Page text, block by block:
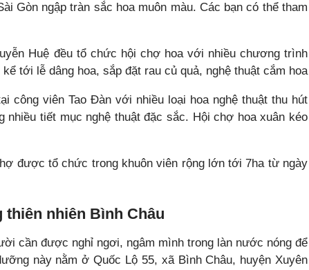
Gòn ngập tràn sắc hoa muôn màu. Các bạn có thể tham
Huệ đều tổ chức hội chợ hoa với nhiều chương trình
tới lễ dâng hoa, sắp đặt rau củ quả, nghệ thuật cắm hoa
công viên Tao Đàn với nhiều loại hoa nghệ thuật thu hút
tiết mục nghệ thuật đặc sắc. Hội chợ hoa xuân kéo
được tổ chức trong khuôn viên rộng lớn tới 7ha từ ngày
nhiên Bình Châu
cần được nghỉ ngơi, ngâm mình trong làn nước nóng để
này nằm ở Quốc Lộ 55, xã Bình Châu, huyện Xuyên